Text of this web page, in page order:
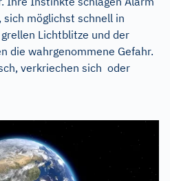
sich möglichst schnell in
Lichtblitze und der
die wahrgenommene Gefahr.
verkriechen sich oder